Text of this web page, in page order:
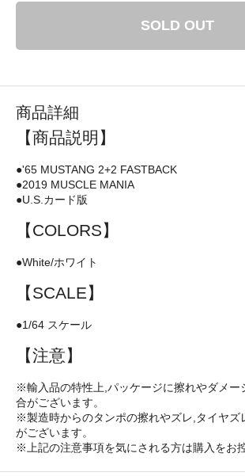
SOLD OUT
商品詳細
【商品説明】
●'65 MUSTANG 2+2 FASTBACK
●2019 MUSCLE MANIA
●U.S.カード版
【COLORS】
●White/ホワイト
【SCALE】
●1/64 スケール
【注意】
※輸入品の特性上,パッケージに擦れやダメー
合がございます。
※製造時からのタンポの擦れやズレ,タイヤズ
がございます。
※上記の注意事項を気にされる方は購入をお